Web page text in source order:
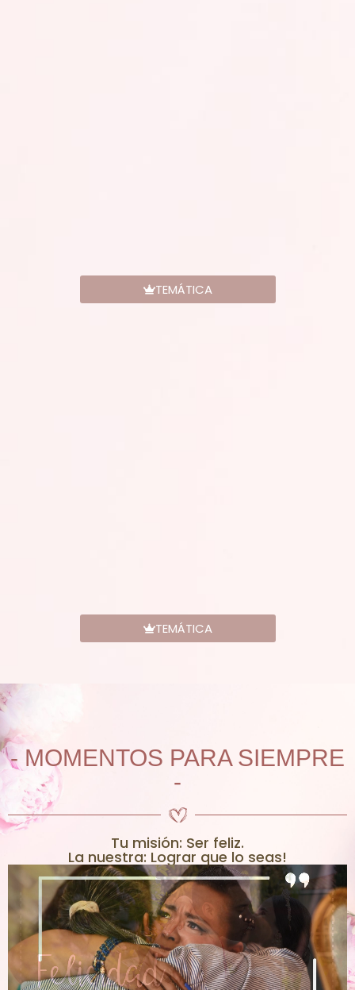
TEMÁTICA
TEMÁTICA
- MOMENTOS PARA SIEMPRE
-
Tu misión: Ser feliz.
La nuestra: Lograr que lo seas!